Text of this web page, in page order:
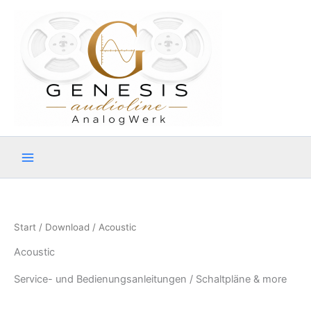
springen
Start / Download / Acoustic
Acoustic
Service- und Bedienungsanleitungen / Schaltpläne & more